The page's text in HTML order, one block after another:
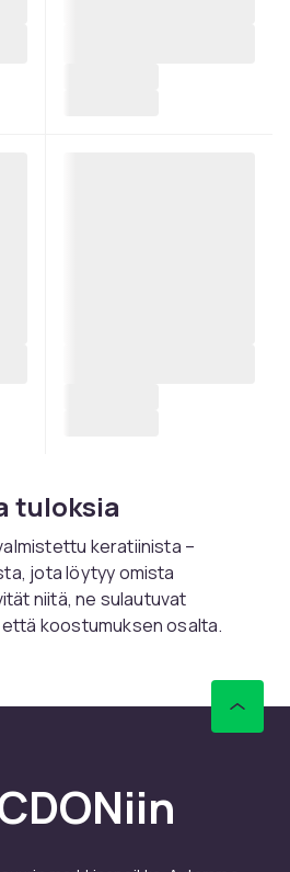
tuloksia
keratiinista –
jota löytyy omista
niitä, ne sulautuvat
koostumuksen osalta.
Paksummat, tiheämmät
pysyvät paikoillaan koko
vain muutaman